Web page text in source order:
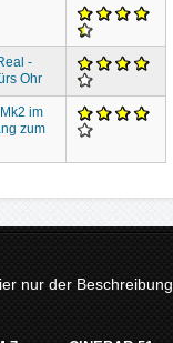
-
Ohr
im
zum
nur der Beschreibung.